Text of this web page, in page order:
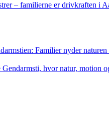
– familierne er drivkraften i
Familier nyder naturen
hvor natur, motion